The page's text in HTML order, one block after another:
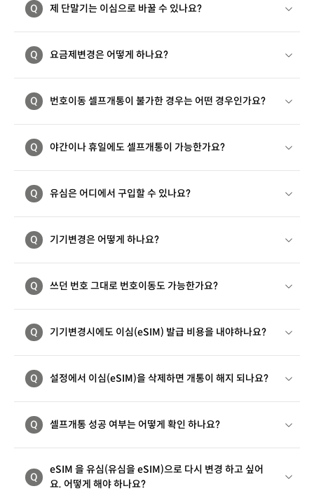
Q 제 단말기는 이심으로 바꿀 수 있나요?
Q 요금제변경은 어떻게 하나요?
Q 번호이동 셀프개통이 불가한 경우는 어떤 경우인가요?
Q 야간이나 휴일에도 셀프개통이 가능한가요?
Q 유심은 어디에서 구입할 수 있나요?
Q 기기변경은 어떻게 하나요?
Q 쓰던 번호 그대로 번호이동도 가능한가요?
Q 기기변경시에도 이심(eSIM) 발급 비용을 내야하나요?
Q 설정에서 이심(eSIM)을 삭제하면 개통이 해지 되나요?
Q 셀프개통 성공 여부는 어떻게 확인 하나요?
Q
eSIM 을 유심(유심을 eSIM)으로 다시 변경 하고 싶어
요. 어떻게 해야 하나요?